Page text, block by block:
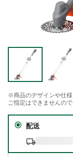
※商品のデザインや仕様
ご指定はできませんので
配送